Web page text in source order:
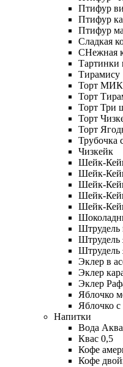
Птифур
Птифур
Птифур
Сладкая
СНежная
Тартинки
Тирамису
Торт
Торт
Торт Три
Торт
Торт
Трубочка
Чизкейк
Шейк-
Шейк-
Шейк-
Шейк-
Шейк-
Штрудель
Штрудель
Штрудель
Эклер в
Эклер
Эклер
Яблочко
Яблочко с
Напитки
Вода
Квас 0,5
Кофе
Кофе